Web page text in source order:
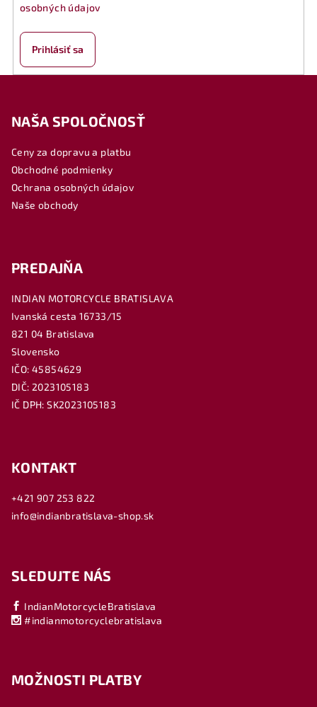
osobných údajov
Prihlásiť sa
NAŠA SPOLOČNOSŤ
Ceny za dopravu a platbu
Obchodné podmienky
Ochrana osobných údajov
Naše obchody
PREDAJŇA
INDIAN MOTORCYCLE BRATISLAVA
Ivanská cesta 16733/15
821 04 Bratislava
Slovensko
IČO: 45854629
DIČ: 2023105183
IČ DPH: SK2023105183
KONTAKT
+421 907 253 822
info@indianbratislava-shop.sk
SLEDUJTE NÁS
IndianMotorcycleBratislava
#indianmotorcyclebratislava
MOŽNOSTI PLATBY